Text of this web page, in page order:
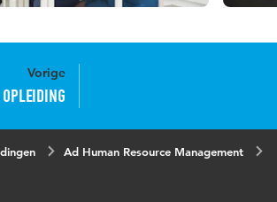
Vorige
opleiding
Ad Human Resource Management